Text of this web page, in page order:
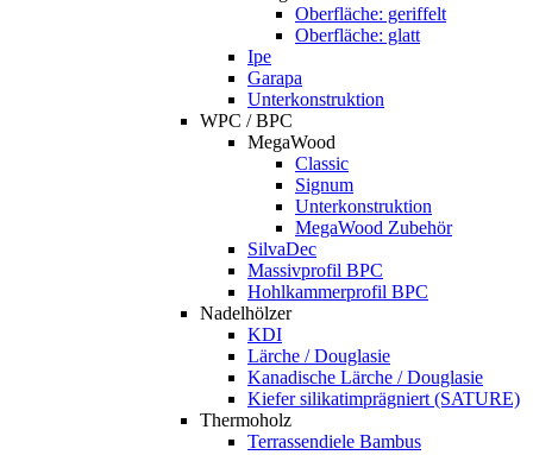
Oberfläche: geriffelt
Oberfläche: glatt
Ipe
Garapa
Unterkonstruktion
WPC / BPC
MegaWood
Classic
Signum
Unterkonstruktion
MegaWood Zubehör
SilvaDec
Massivprofil BPC
Hohlkammerprofil BPC
Nadelhölzer
KDI
Lärche / Douglasie
Kanadische Lärche / Douglasie
Kiefer silikatimprägniert (SATURE)
Thermoholz
Terrassendiele Bambus